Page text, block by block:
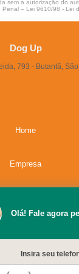
sem a autorização do
Penal – Lei 9610/98 - Lei
Dog Up
793 - Butantã,
Home
Empresa
Contato
Olá! Fale agora
Insira seu